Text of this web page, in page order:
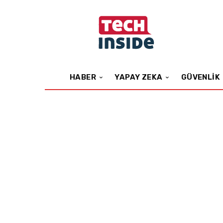
HABER YAPAY ZEKA GÜVENLIK